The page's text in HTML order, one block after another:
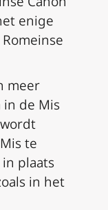
enige
meer
in de Mis
te
plaats
in het